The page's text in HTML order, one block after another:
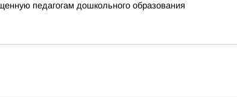
педагогам дошкольного образования